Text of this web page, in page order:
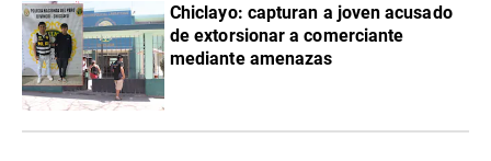
Chiclayo: capturan a joven acusado
de extorsionar a comerciante
mediante amenazas